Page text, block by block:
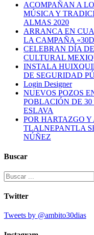
ACOMPAÑAN A
MÚSICA Y
ALMAS 2020
ARRANCA EN
LA CAMPAÑA
CELEBRAN DÍA
CULTURAL
INSTALA
DE SEGURIDAD
Login Designer
NUEVOS POZOS
POBLACIÓN DE
ESLAVA
POR HARTAZGO
TLALNEPANTLA
NÚÑEZ
Buscar
Buscar:
Twitter
Tweets by @ambito30dias